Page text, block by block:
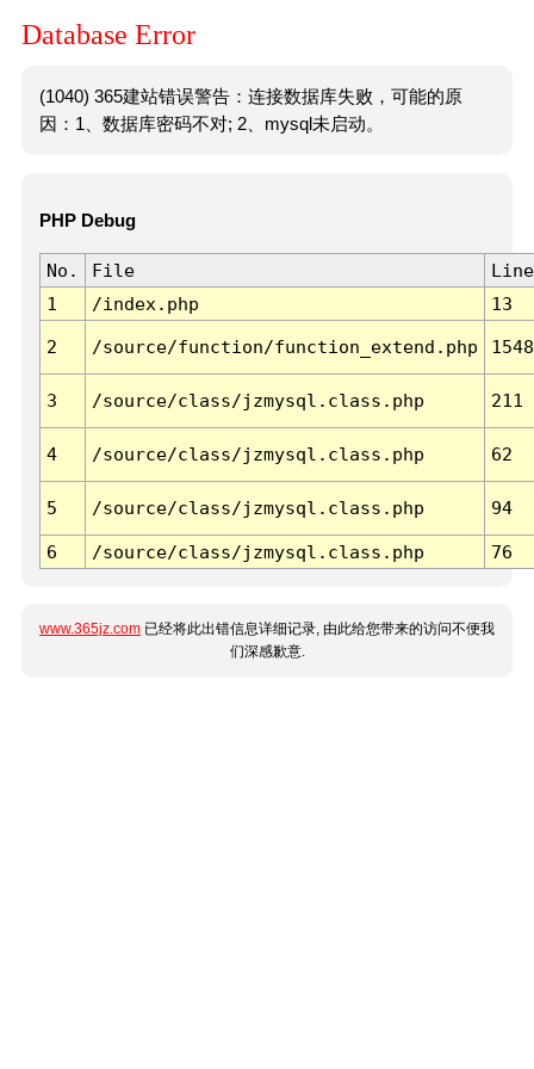
Database Error
(1040) 365建站错误警告：连接数据库失败，可能的原
因：1、数据库密码不对; 2、mysql未启动。
PHP Debug
No. File
Line
1
/index.php 13
2 /source/function/function_extend.php 1548
3 /source/class/jzmysql.class.php 211
4 /source/class/jzmysql.class.php 62
5 /source/class/jzmysql.class.php 94
6 /source/class/jzmysql.class.php 76
www.365jz.com 已经将此出错信息详细记录, 由此给您带来的访问不便我
们深感歉意.